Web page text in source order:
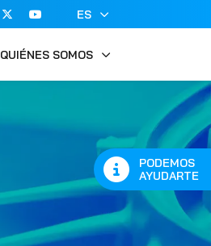
ES
QUIÉNES SOMOS
PODEMOS
AYUDARTE